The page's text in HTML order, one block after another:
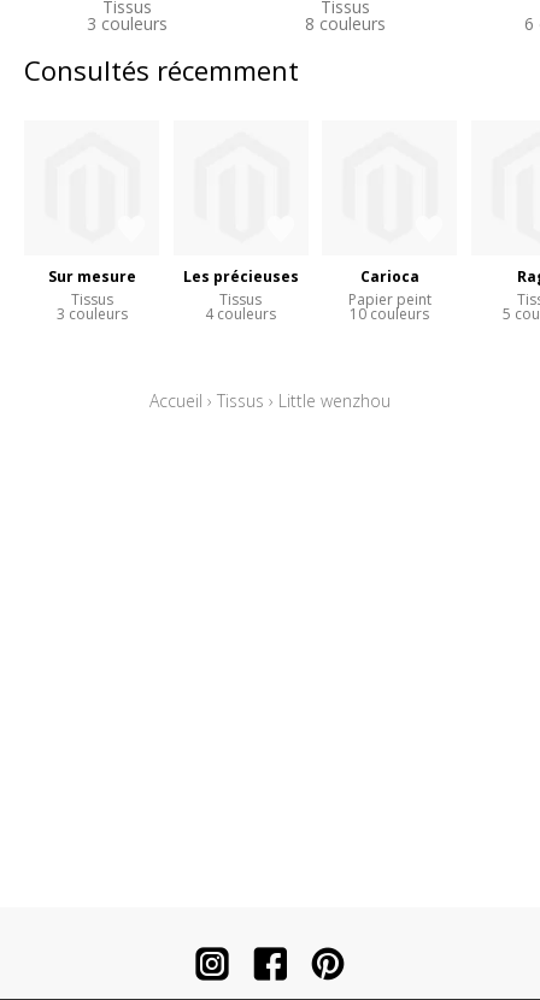
Tissus
3 couleurs
Tissus
8 couleurs 6
Consultés récemment
Sur mesure
Tissus
3 couleurs
Les précieuses
Tissus
4 couleurs
Carioca
Papier peint
10 couleurs 5
Accueil › Tissus › Little wenzhou